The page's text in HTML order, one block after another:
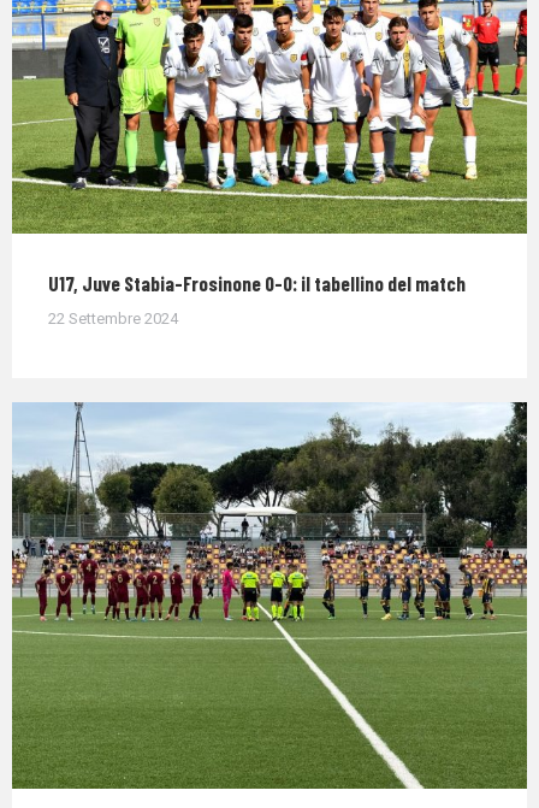
U17, Juve Stabia-Frosinone 0-0: il tabellino del match
22 Settembre 2024